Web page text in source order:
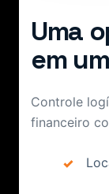
Uma
em
Controle
financeiro